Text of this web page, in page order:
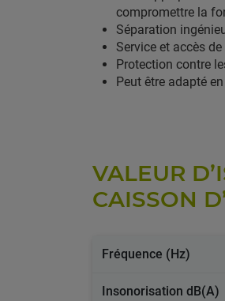
compromettre la
Séparation
Service et accès
Protection contre
Peut être adapté
VALEUR
CAISSON
Fréquence (Hz)
Insonorisation dB(A)